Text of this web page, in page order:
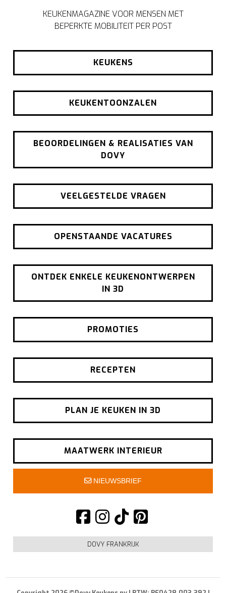
KEUKENMAGAZINE VOOR MENSEN MET
BEPERKTE MOBILITEIT PER POST
KEUKENS
KEUKENTOONZALEN
BEOORDELINGEN & REALISATIES VAN
DOVY
VEELGESTELDE VRAGEN
OPENSTAANDE VACATURES
ONTDEK ENKELE KEUKENONTWERPEN
IN 3D
PROMOTIES
RECEPTEN
PLAN JE KEUKEN IN 3D
MAATWERK INTERIEUR
NIEUWSBRIEF
DOVY FRANKRIJK